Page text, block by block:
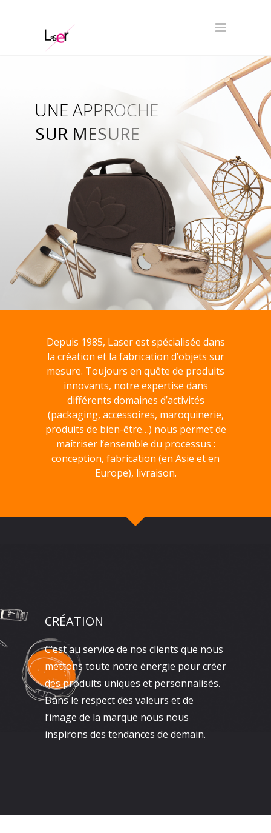
SUR MESURE
UNE APPROCHE
Depuis 1985, Laser est spécialisée dans
la création et la fabrication d’objets sur
mesure. Toujours en quête de produits
innovants, notre expertise dans
différents domaines d’activités
(packaging, accessoires, maroquinerie,
produits de bien-être…) nous permet de
maîtriser l’ensemble du processus :
conception, fabrication (en Asie et en
Europe), livraison.
CRÉATION
C’est au service de nos clients que nous
mettons toute notre énergie pour créer
des produits uniques et personnalisés.
Dans le respect des valeurs et de
l’image de la marque nous nous
inspirons des tendances de demain.